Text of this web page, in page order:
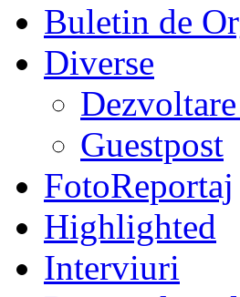
Buletin de
Diverse
Guestpost
FotoReportaj
Highlighted
Interviuri